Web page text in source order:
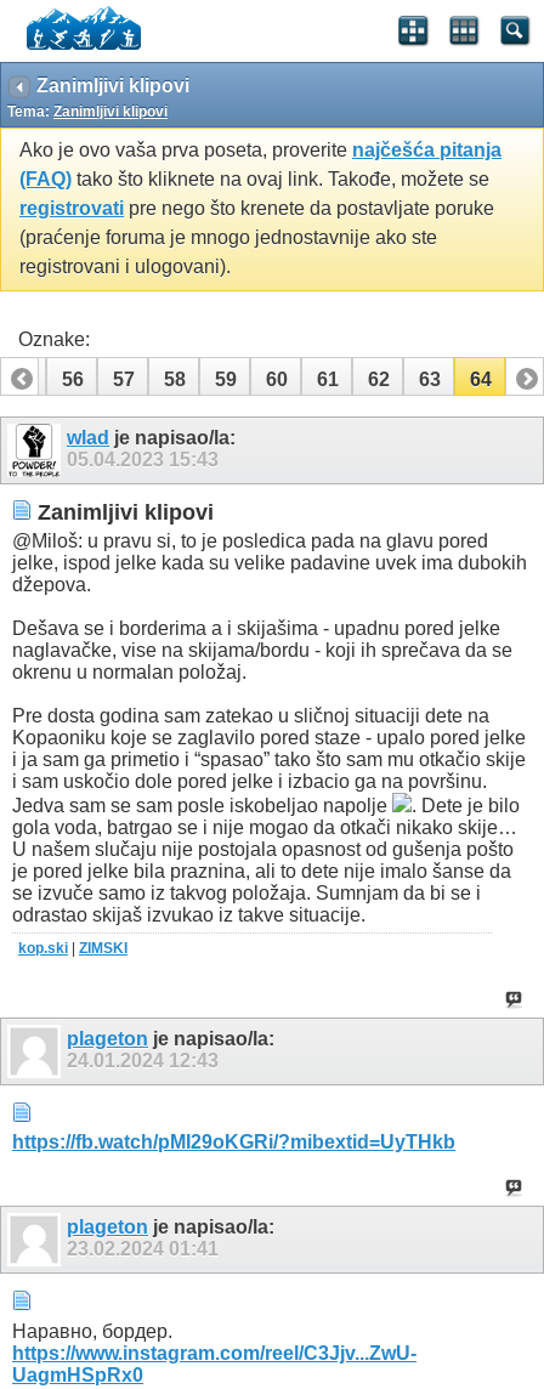
Zanimljivi klipovi
Tema: Zanimljivi klipovi
Ako je ovo vaša prva poseta, proverite najčešća pitanja
(FAQ) tako što kliknete na ovaj link. Takođe, možete se
registrovati pre nego što krenete da postavljate poruke
(praćenje foruma je mnogo jednostavnije ako ste
registrovani i ulogovani).
Oznake:
55
56 57 58 59 60 61 62 63 64
wlad je napisao/la:
05.04.2023 15:43
Zanimljivi klipovi
@Miloš: u pravu si, to je posledica pada na glavu pored
jelke, ispod jelke kada su velike padavine uvek ima dubokih
džepova.
Dešava se i borderima a i skijašima - upadnu pored jelke
naglavačke, vise na skijama/bordu - koji ih sprečava da se
okrenu u normalan položaj.
Pre dosta godina sam zatekao u sličnoj situaciji dete na
Kopaoniku koje se zaglavilo pored staze - upalo pored jelke
i ja sam ga primetio i “spasao” tako što sam mu otkačio skije
i sam uskočio dole pored jelke i izbacio ga na površinu.
Jedva sam se sam posle iskobeljao napolje
. Dete je bilo
gola voda, batrgao se i nije mogao da otkači nikako skije…
U našem slučaju nije postojala opasnost od gušenja pošto
je pored jelke bila praznina, ali to dete nije imalo šanse da
se izvuče samo iz takvog položaja. Sumnjam da bi se i
odrastao skijaš izvukao iz takve situacije.
kop.ski ZIMSKI
plageton je napisao/la:
24.01.2024 12:43
https://fb.watch/pMI29oKGRi/?mibextid=UyTHkb
plageton je napisao/la:
23.02.2024 01:41
Наравно, бордер.
https://www.instagram.com/reel/C3Jjv...ZwU-
UagmHSpRx0